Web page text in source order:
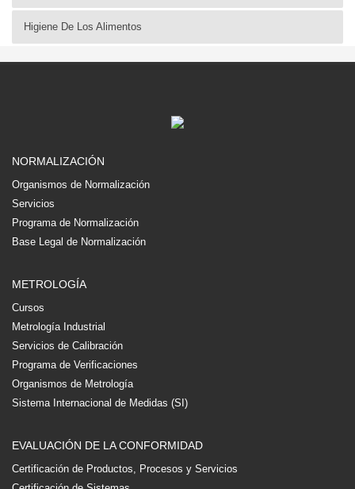
Higiene De Los Alimentos
NORMALIZACIÓN
Organismos de Normalización
Servicios
Programa de Normalización
Base Legal de Normalización
METROLOGÍA
Cursos
Metrología Industrial
Servicios de Calibración
Programa de Verificaciones
Organismos de Metrología
Sistema Internacional de Medidas (SI)
EVALUACIÓN DE LA CONFORMIDAD
Certificación de Productos, Procesos y Servicios